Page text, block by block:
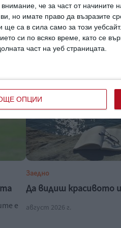
че за част от начините
ви, но имате право да възразите
ще са в сила само за този
си по всяко време, като се
част на уеб страницата.
ОПЦИИ
Пилинг с азелаинова
дълбочина
07 август 2026 г.
е
Заедно
Да видиш красивото
август 2026 г.